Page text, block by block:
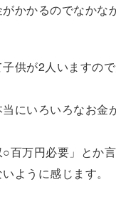
かかるのでなかな
供が2人いますの
にいろいろなお金
百万円必要」とか
ように感じます。